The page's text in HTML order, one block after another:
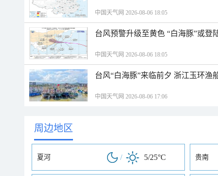
中国天气网 2026-08-06 18:05
台风预警升级至黄色 “白海豚”或登
中国天气网 2026-08-06 18:05
台风“白海豚”来临前夕 浙江玉环渔
中国天气网 2026-08-06 17:06
周边地区
夏河 / 5/25°C 贵南